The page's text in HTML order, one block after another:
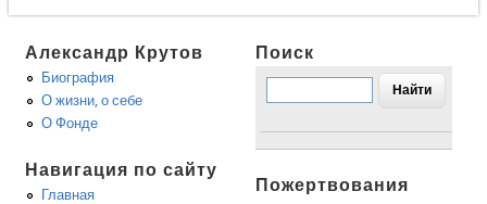
Александр Крутов
Биография
О жизни, о себе
О Фонде
Навигация по сайту
Главная
Поиск
Пожертвования